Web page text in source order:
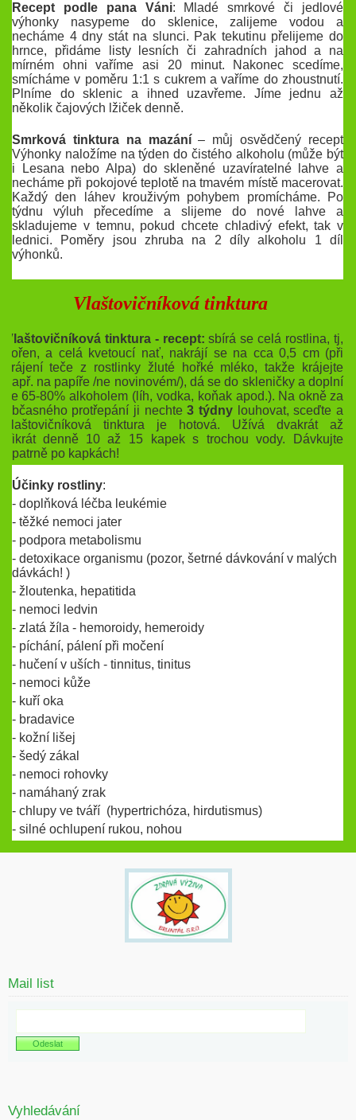
Recept podle pana Váni: Mladé smrkové či jedlové
výhonky nasypeme do sklenice, zalijeme vodou a
necháme 4 dny stát na slunci. Pak tekutinu přelijeme do
hrnce, přidáme listy lesních či zahradních jahod a na
mírném ohni vaříme asi 20 minut. Nakonec scedíme,
smícháme v poměru 1:1 s cukrem a vaříme do zhoustnutí.
Plníme do sklenic a ihned uzavřeme. Jíme jednu až
několik čajových lžiček denně.
Smrková tinktura na mazání– můj osvědčený recept
Výhonky naložíme na týden do čistého alkoholu (může být
i Lesana nebo Alpa) do skleněné uzavíratelné lahve a
necháme při pokojové teplotě na tmavém místě macerovat.
Každý den láhev krouživým pohybem promícháme. Po
týdnu výluh přecedíme a slijeme do nové lahve a
skladujeme v temnu, pokud chcete chladivý efekt, tak v
lednici. Poměry jsou zhruba na 2 díly alkoholu 1 díl
výhonků.
Vlaštovičníková tinktura
Vlaštovičníková tinktura - recept: sbírá se celá rostlina, tj,
kořen, a celá kvetoucí nať, nakrájí se na cca 0,5 cm (při
krájení teče z rostlinky žluté hořké mléko, takže krájejte
např. na papíře /ne novinovém/), dá se do skleničky a doplní
se 65-80% alkoholem (líh, vodka, koňak apod.). Naokně za
občasného protřepání ji nechte3 týdnylouhovat, sceďte a
vlaštovičníková tinktura je hotová. Užívá dvakrát až
třikrátdenně 10 až 15 kapek s trochouvody. Dávkujte
opatrně po kapkách!
Účinky rostliny:
- doplňková léčba leukémie
- těžké nemoci jater
- podpora metabolismu
- detoxikace organismu (pozor, šetrné dávkování v malých
dávkách! )
- žloutenka, hepatitida
- nemoci ledvin
- zlatá žíla - hemoroidy, hemeroidy
- píchání, pálení při močení
- hučení v uších - tinnitus, tinitus
- nemoci kůže
- kuří oka
- bradavice
- kožní lišej
- šedý zákal
- nemoci rohovky
- namáhaný zrak
- chlupy ve tváří (hypertrichóza, hirdutismus)
- silné ochlupení rukou, nohou
Mail list
Vyhledávání